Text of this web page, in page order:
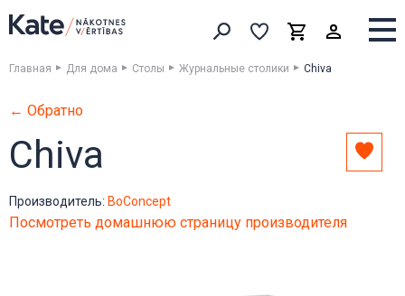
Искать товары
ВыборкаКорзинаВыборка
Главная Для дома Столы Журнальные столики Chiva
← Обратно
Chiva
Производитель: BoConcept
Посмотреть домашнюю страницу производителя